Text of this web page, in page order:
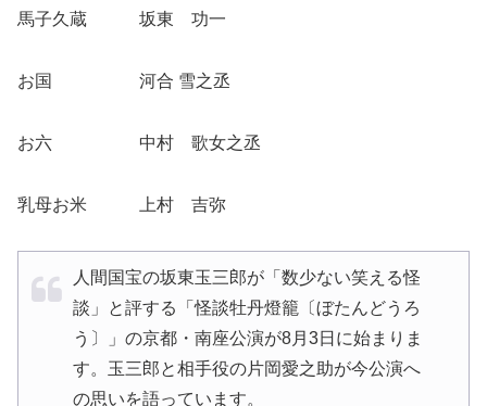
馬子久蔵 坂東 功一
お国 河合 雪之丞
お六 中村 歌女之丞
乳母お米 上村 吉弥
人間国宝の坂東玉三郎が「数少ない笑える怪
談」と評する「怪談牡丹燈籠〔ぼたんどうろ
う〕」の京都・南座公演が8月3日に始まりま
す。玉三郎と相手役の片岡愛之助が今公演へ
の思いを語っています。